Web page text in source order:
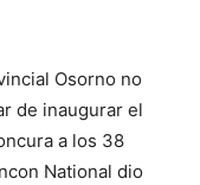
Osorno no
de inaugurar el
a los 38
National dio